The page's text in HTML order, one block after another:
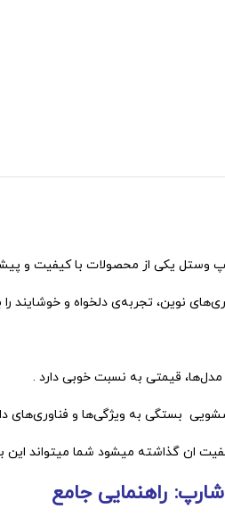
وستل یکی از محصولات با کیفیت و
نوین، تجربه‌ی دلخواه و خوشایند را
مدل‌ها، قیمتی به نسبت خوبی دارد .
بستگی به ویژگی‌ها و فناوری‌های
ان گذاشته میشود شما میتواند این
راهنمایی جامع